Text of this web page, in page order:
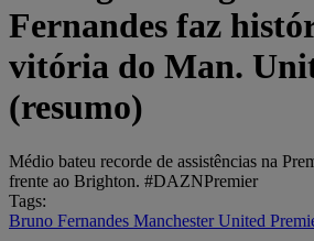
Fernandes faz
vitória do Man.
(resumo)
Médio bateu recorde de assistências na
frente ao Brighton. #DAZNPremier
Tags:
Bruno Fernandes Manchester United